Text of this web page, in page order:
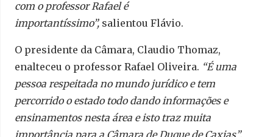
com o professor Rafael é
importantíssimo”, salientou Flávio.
O presidente da Câmara, Claudio Thomaz,
enalteceu o professor Rafael Oliveira. “É uma
pessoa respeitada no mundo jurídico e tem
percorrido o estado todo dando informações e
ensinamentos nesta área e isto traz muita